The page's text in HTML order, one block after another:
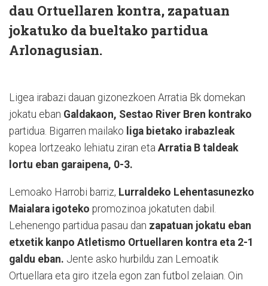
dau Ortuellaren kontra, zapatuan
jokatuko da bueltako partidua
Arlonagusian.
Ligea irabazi dauan gizonezkoen Arratia Bk domekan
jokatu eban Galdakaon, Sestao River Bren kontrako
partidua. Bigarren mailako liga bietako irabazleak
kopea lortzeako lehiatu ziran eta Arratia B taldeak
lortu eban garaipena, 0-3.
Lemoako Harrobi barriz, Lurraldeko Lehentasunezko
Maialara igoteko promozinoa jokatuten dabil.
Lehenengo partidua pasau dan zapatuan jokatu eban
etxetik kanpo Atletismo Ortuellaren kontra eta 2-1
galdu eban. Jente asko hurbildu zan Lemoatik
Ortuellara eta giro itzela egon zan futbol zelaian. Oin